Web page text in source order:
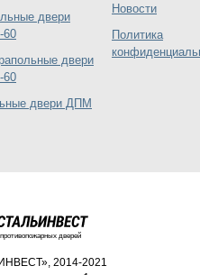
двери
двери
двери ДПМ
Новости
Политика
дверей
2014-2021